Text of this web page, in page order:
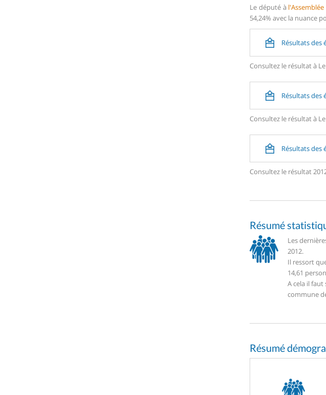
Le député à
54,24% avec la nuance
Résultats des
Consultez le résultat à
Résultats des
Consultez le résultat à
Résultats des
Consultez le résultat
Résumé
Les
2012.
Il ressort
14,61
A cela il
commune
Résumé